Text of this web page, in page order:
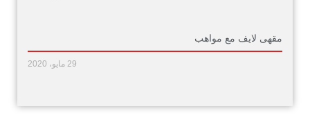
مقهى لايف مع مواهب
29 مايو، 2020